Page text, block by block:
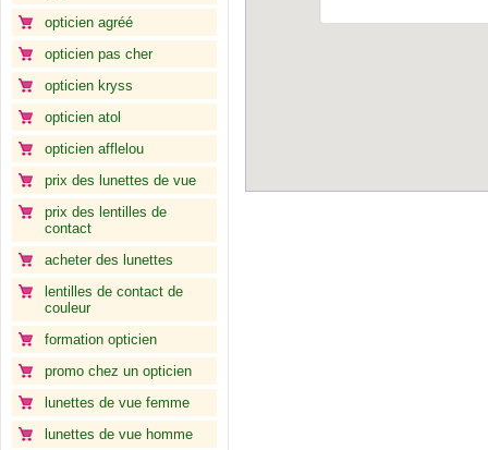
opticien agréé
opticien pas cher
opticien kryss
opticien atol
opticien afflelou
prix des lunettes de vue
prix des lentilles de
contact
acheter des lunettes
lentilles de contact de
couleur
formation opticien
promo chez un opticien
lunettes de vue femme
lunettes de vue homme